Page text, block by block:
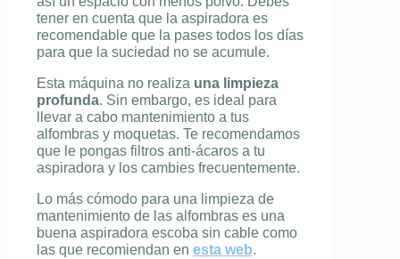
tener en cuenta que la aspiradora es
recomendable que la pases todos los días
para que la suciedad no se acumule.
Esta máquina no realiza una limpieza
profunda. Sin embargo, es ideal para
llevar a cabo mantenimiento a tus
alfombras y moquetas. Te recomendamos
que le pongas filtros anti-ácaros a tu
aspiradora y los cambies frecuentemente.
Lo más cómodo para una limpieza de
mantenimiento de las alfombras es una
buena aspiradora escoba sin cable como
las que recomiendan en esta web.